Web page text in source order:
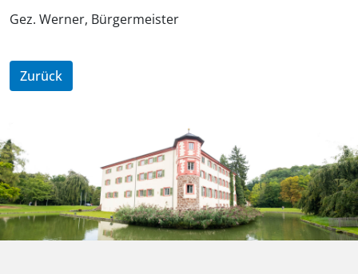
Gez. Werner, Bürgermeister
Zurück